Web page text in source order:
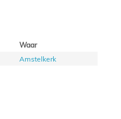
Waar
Amstelkerk